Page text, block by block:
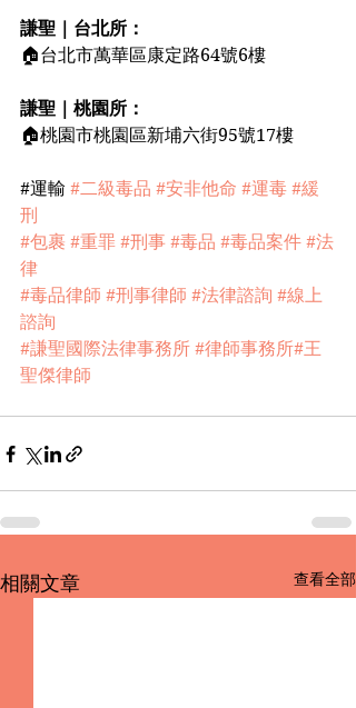
謙聖｜台北所：
🏠台北市萬華區康定路64號6樓
謙聖｜桃園所：
🏠桃園市桃園區新埔六街95號17樓
️️#運輸 #二級毒品 #安非他命 #運毒 #緩
刑
#包裹 #重罪 #刑事 #毒品 #毒品案件 #法
律
#毒品律師 #刑事律師 #法律諮詢 #線上
諮詢
#謙聖國際法律事務所 #律師事務所#王
聖傑律師
相關文章 查看全部